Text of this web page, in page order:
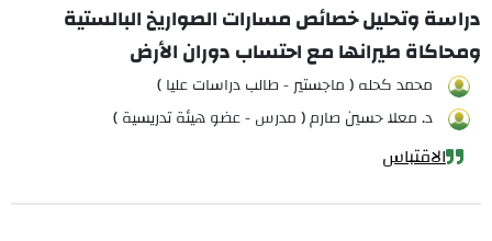
دراسة وتحليل خصائص مسارات الصواريخ البالستية
ومحاكاة طيرانها مع احتساب دوران الأرض
محمد كحله ( ماجستير - طالب دراسات عليا )
د. معلا حسين صارم ( مدرس - عضو هيئة تدريسية )
الاقتباس